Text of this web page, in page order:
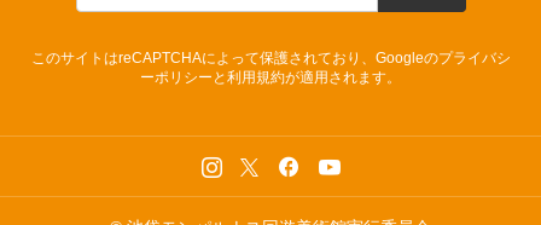
このサイトはreCAPTCHAによって保護されており、Googleのプライバシ
ーポリシー と利用規約が適用されます。